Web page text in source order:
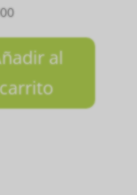
al
carrito